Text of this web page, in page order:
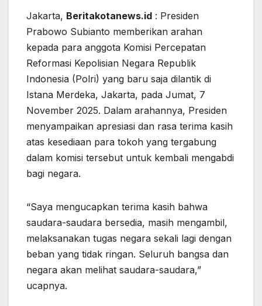
Jakarta, Beritakotanews.id : Presiden
Prabowo Subianto memberikan arahan
kepada para anggota Komisi Percepatan
Reformasi Kepolisian Negara Republik
Indonesia (Polri) yang baru saja dilantik di
Istana Merdeka, Jakarta, pada Jumat, 7
November 2025. Dalam arahannya, Presiden
menyampaikan apresiasi dan rasa terima kasih
atas kesediaan para tokoh yang tergabung
dalam komisi tersebut untuk kembali mengabdi
bagi negara.
“Saya mengucapkan terima kasih bahwa
saudara-saudara bersedia, masih mengambil,
melaksanakan tugas negara sekali lagi dengan
beban yang tidak ringan. Seluruh bangsa dan
negara akan melihat saudara-saudara,”
ucapnya.